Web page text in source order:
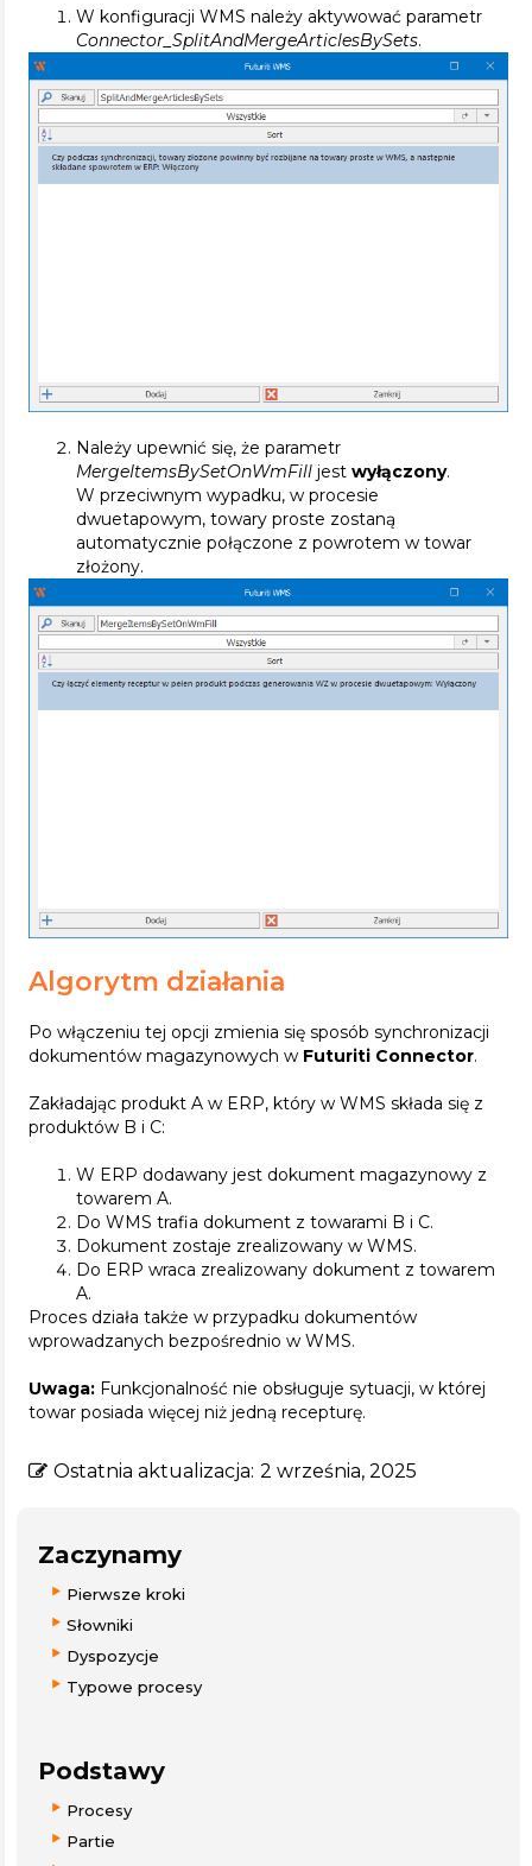
Zaczynamy
Pierwsze kroki
Słowniki
Dyspozycje
Typowe procesy
Podstawy
Procesy
Partie
W konfiguracji WMS należy aktywować parametr
Connector_SplitAndMergeArticlesBySets.
Należy upewnić się, że parametr
MergeItemsBySetOnWmFill jest wyłączony.
W przeciwnym wypadku, w procesie
dwuetapowym, towary proste zostaną
automatycznie połączone z powrotem w towar
złożony.
Algorytm działania
Po włączeniu tej opcji zmienia się sposób synchronizacji
dokumentów magazynowych w Futuriti Connector.
Zakładając produkt A w ERP, który w WMS składa się z
produktów B i C:
W ERP dodawany jest dokument magazynowy z
towarem A.
Do WMS trafia dokument z towarami B i C.
Dokument zostaje zrealizowany w WMS.
Do ERP wraca zrealizowany dokument z towarem
A.
Proces działa także w przypadku dokumentów
wprowadzanych bezpośrednio w WMS.
Uwaga: Funkcjonalność nie obsługuje sytuacji, w której
towar posiada więcej niż jedną recepturę.
Ostatnia aktualizacja: 2 września, 2025